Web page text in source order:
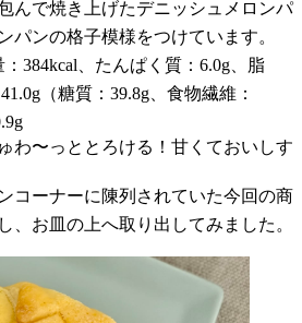
んで焼き上げたデニッシュメロンパ
パンの格子模様をつけています。
384kcal、たんぱく質：6.0g、脂
（糖質：39.8g、食物繊維：
わ〜っととろける！甘くておいしす
コーナーに陳列されていた今回の商
、お皿の上へ取り出してみました。